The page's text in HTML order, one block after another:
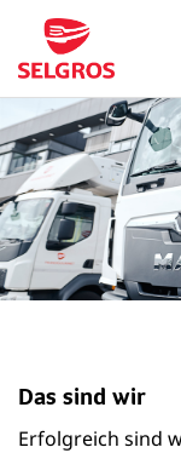
Das sind wir
Erfolgreich sind